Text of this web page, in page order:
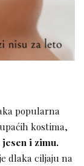
popularna
kostima,
jesen i zimu.
dlaka ciljaju na